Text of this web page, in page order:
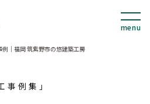
｜福岡 筑紫野市の悠建築工房
事例集」